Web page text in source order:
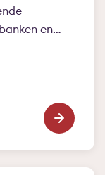
en
de vraag
en
voor de